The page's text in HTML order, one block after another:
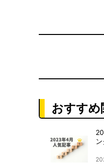
おすすめ